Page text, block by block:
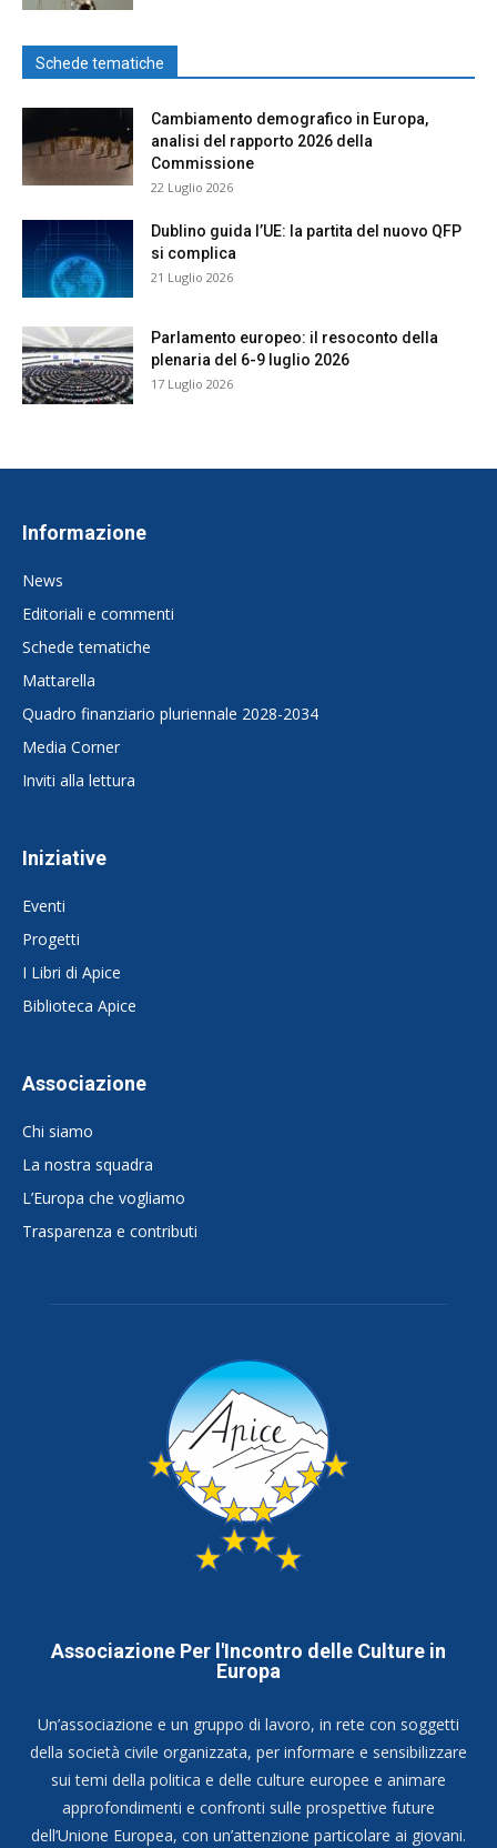
Schede tematiche
Cambiamento demografico in Europa,
analisi del rapporto 2026 della
Commissione
22 Luglio 2026
Dublino guida l’UE: la partita del nuovo QFP
si complica
21 Luglio 2026
Parlamento europeo: il resoconto della
plenaria del 6-9 luglio 2026
17 Luglio 2026
Informazione
News
Editoriali e commenti
Schede tematiche
Mattarella
Quadro finanziario pluriennale 2028-2034
Media Corner
Inviti alla lettura
Iniziative
Eventi
Progetti
I Libri di Apice
Biblioteca Apice
Associazione
Chi siamo
La nostra squadra
L’Europa che vogliamo
Trasparenza e contributi
Associazione Per l'Incontro delle Culture in
Europa
Un’associazione e un gruppo di lavoro, in rete con soggetti
della società civile organizzata, per informare e sensibilizzare
sui temi della politica e delle culture europee e animare
approfondimenti e confronti sulle prospettive future
dell’Unione Europea, con un’attenzione particolare ai giovani.